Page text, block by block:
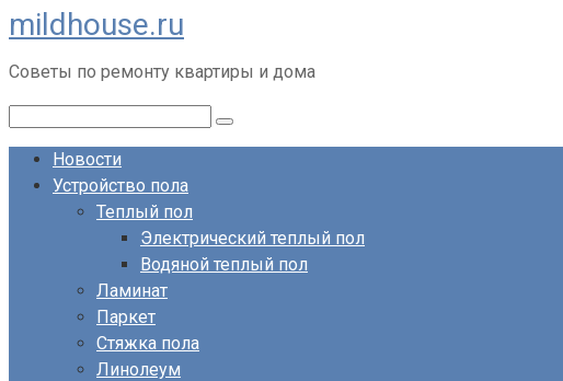
Перейти
к
контенту
mildhouse.ru
Советы по ремонту квартиры и дома
Новости
Устройство пола
Теплый пол
Электрический теплый пол
Водяной теплый пол
Ламинат
Паркет
Стяжка пола
Линолеум